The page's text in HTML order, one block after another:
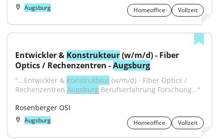
Augsburg Homeoffice Vollzeit
Entwickler & Konstrukteur (w/m/d) - Fiber
Optics / Rechenzentren - Augsburg
"...Entwickler & Konstrukteur (w/m/d) - Fiber Optics /
Rechenzentren Augsburg Berufserfahrung Forschung..."
Rosenberger OSI
Augsburg Homeoffice Vollzeit